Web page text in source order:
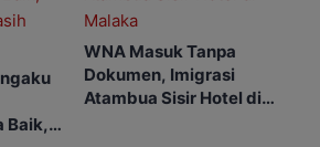
Baik,
WNA Masuk Tanpa
Dokumen, Imigrasi
Atambua Sisir Hotel di